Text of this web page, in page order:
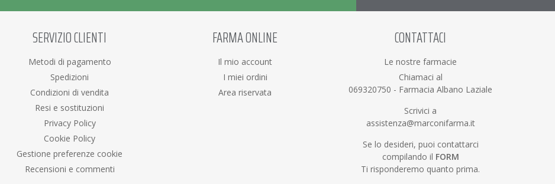
SERVIZIO CLIENTI
Metodi di pagamento
Spedizioni
Condizioni di vendita
Resi e sostituzioni
Privacy Policy
Cookie Policy
Gestione preferenze cookie
Recensioni e commenti
FARMA ONLINE
Il mio account
I miei ordini
Area riservata
CONTATTACI
Le nostre farmacie
Chiamaci al
069320750 - Farmacia Albano Laziale
Scrivici a
assistenza@marconifarma.it
Se lo desideri, puoi contattarci
compilando il FORM
Ti risponderemo quanto prima.